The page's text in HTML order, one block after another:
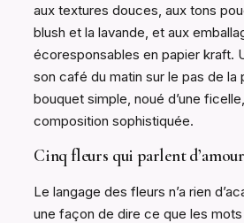
aux textures douces, aux tons
blush et la lavande, et aux
écoresponsables en papier kraft.
son café du matin sur le pas de la
bouquet simple, noué d’une
composition sophistiquée.
Cinq fleurs qui parlent
Le langage des fleurs n’a rien
une façon de dire ce que les mots